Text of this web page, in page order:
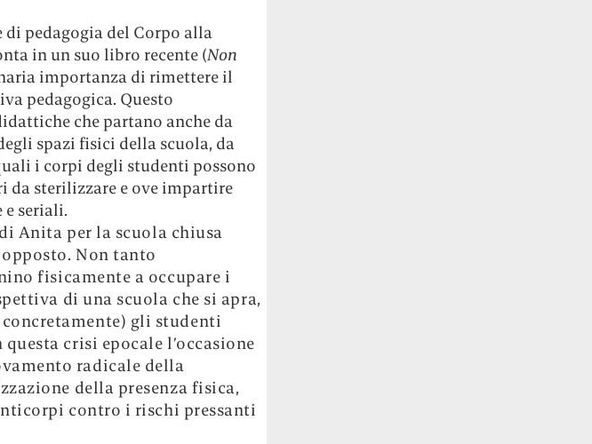
di pedagogia del Corpo alla
in un suo libro recente (Non
importanza di rimettere il
pedagogica. Questo
che partano anche da
spazi fisici della scuola, da
i corpi degli studenti possono
da sterilizzare e ove impartire
seriali.
Anita per la scuola chiusa
Non tanto
fisicamente a occupare i
di una scuola che si apra,
gli studenti
crisi epocale l’occasione
radicale della
della presenza fisica,
contro i rischi pressanti